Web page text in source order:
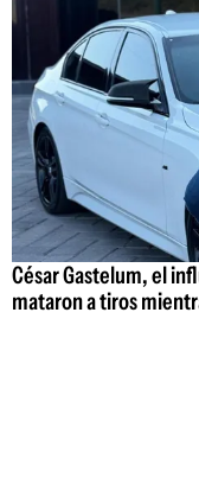
César Gastelum, el
mataron a tiros